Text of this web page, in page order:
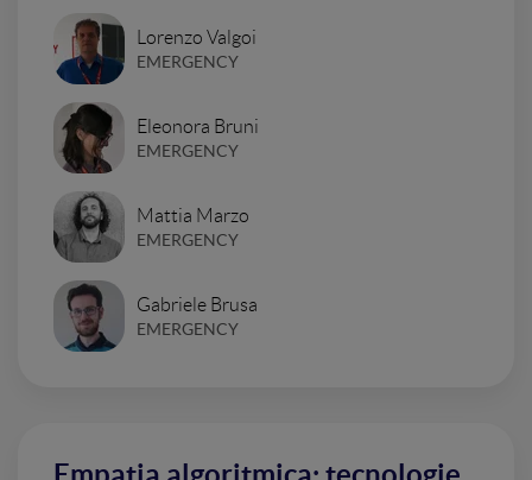
Lorenzo Valgoi
EMERGENCY
Eleonora Bruni
EMERGENCY
Mattia Marzo
EMERGENCY
Gabriele Brusa
EMERGENCY